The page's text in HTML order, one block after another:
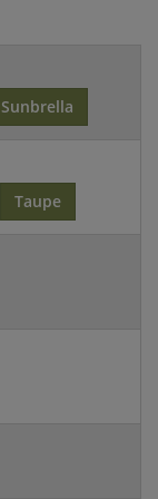
Sunbrella
Taupe